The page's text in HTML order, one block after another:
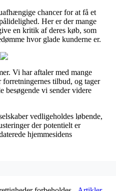
chancer for at få et
Her er der mange
en kritik af deres køb, som
hvor glade kunderne er.
Vi har aftaler med mange
tilbud, og tager
vi sender videre
vedligeholdes løbende,
der potentielt er
hjemmesidens